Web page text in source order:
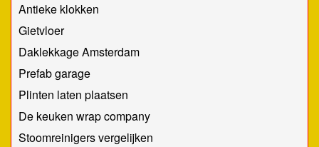
Antieke klokken
Gietvloer
Daklekkage Amsterdam
Prefab garage
Plinten laten plaatsen
De keuken wrap company
Stoomreinigers vergelijken